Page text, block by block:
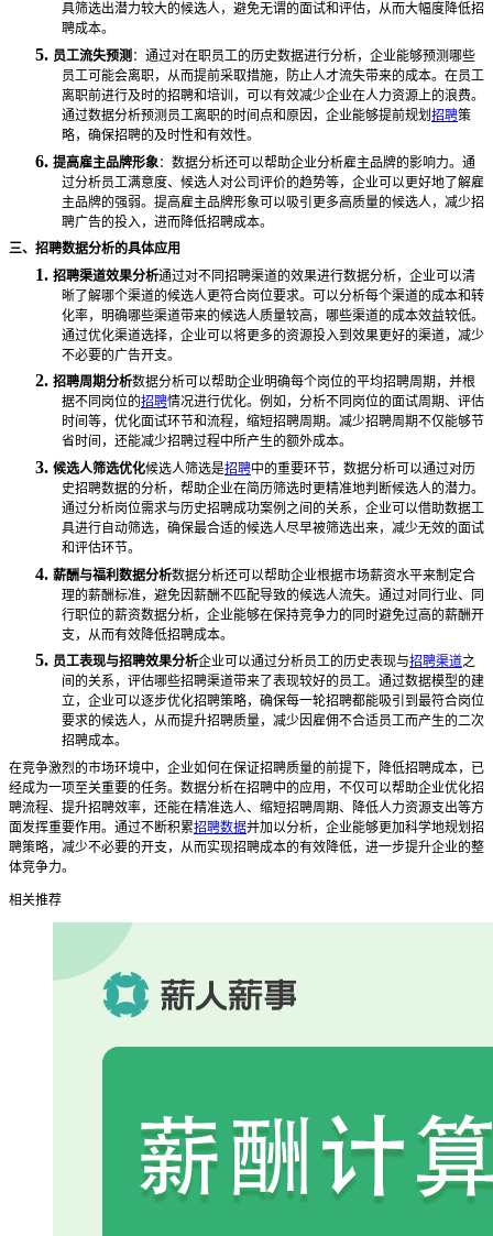
具筛选出潜力较大的候选人，避免无谓的面试和评估，从而大幅度降低招
聘成本。
5. 员工流失预测 ：通过对在职员工的历史数据进行分析，企业能够预测哪些
员工可能会离职，从而提前采取措施，防止人才流失带来的成本。在员工
离职前进行及时的招聘和培训，可以有效减少企业在人力资源上的浪费。
通过数据分析预测员工离职的时间点和原因，企业能够提前规划 招聘策
略，确保招聘的及时性和有效性。
6. 提高雇主品牌形象：数据分析还可以帮助企业分析雇主品牌的影响力。通
过分析员工满意度、候选人对公司评价的趋势等，企业可以更好地了解雇
主品牌的强弱。提高雇主品牌形象可以吸引更多高质量的候选人，减少招
聘广告的投入，进而降低招聘成本。
三、招聘数据分析的具体应用
1. 招聘渠道效果分析通过对不同招聘渠道的效果进行数据分析，企业可以清
晰了解哪个渠道的候选人更符合岗位要求。可以分析每个渠道的成本和转
化率，明确哪些渠道带来的候选人质量较高，哪些渠道的成本效益较低。
通过优化渠道选择，企业可以将更多的资源投入到效果更好的渠道，减少
不必要的广告开支。
2. 招聘周期分析数据分析可以帮助企业明确每个岗位的平均招聘周期，并根
据不同岗位的招聘情况进行优化。例如，分析不同岗位的面试周期、评估
时间等，优化面试环节和流程，缩短招聘周期。减少招聘周期不仅能够节
省时间，还能减少招聘过程中所产生的额外成本。
3. 候选人筛选优化候选人筛选是招聘中的重要环节，数据分析可以通过对历
史招聘数据的分析，帮助企业在简历筛选时更精准地判断候选人的潜力。
通过分析岗位需求与历史招聘成功案例之间的关系，企业可以借助数据工
具进行自动筛选，确保最合适的候选人尽早被筛选出来，减少无效的面试
和评估环节。
4. 薪酬与福利数据分析数据分析还可以帮助企业根据市场薪资水平来制定合
理的薪酬标准，避免因薪酬不匹配导致的候选人流失。通过对同行业、同
行职位的薪资数据分析，企业能够在保持竞争力的同时避免过高的薪酬开
支，从而有效降低招聘成本。
5. 员工表现与招聘效果分析企业可以通过分析员工的历史表现与招聘渠道之
间的关系，评估哪些招聘渠道带来了表现较好的员工。通过数据模型的建
立，企业可以逐步优化招聘策略，确保每一轮招聘都能吸引到最符合岗位
要求的候选人，从而提升招聘质量，减少因雇佣不合适员工而产生的二次
招聘成本。
在竞争激烈的市场环境中，企业如何在保证招聘质量的前提下，降低招聘成本，已
经成为一项至关重要的任务。数据分析在招聘中的应用，不仅可以帮助企业优化招
聘流程、提升招聘效率，还能在精准选人、缩短招聘周期、降低人力资源支出等方
面发挥重要作用。通过不断积累招聘数据并加以分析，企业能够更加科学地规划招
聘策略，减少不必要的开支，从而实现招聘成本的有效降低，进一步提升企业的整
体竞争力。
相关推荐